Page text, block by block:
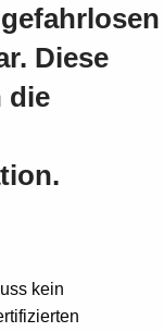
Diese
die
kein